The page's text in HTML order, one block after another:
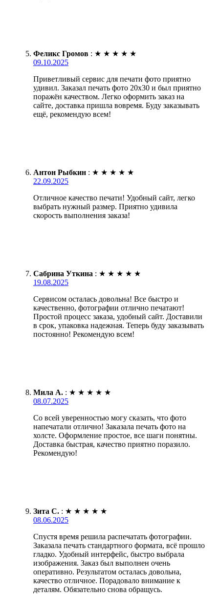
Феликс Громов : ★ ★ ★ ★ ★
09.10.2025
Приветливый сервис для печати фото приятно
удивил. Заказал печать фото 20х30 и был приятно
поражён качеством. Легко оформить заказ на
сайте, доставка пришла вовремя. Буду заказывать
ещё, рекомендую всем!
Антон Рыбкин : ★ ★ ★ ★ ★
22.09.2025
Отличное качество печати! Удобный сайт, легко
выбрать нужный размер. Приятно удивила
скорость выполнения заказа!
Сабрина Уткина : ★ ★ ★ ★ ★
19.08.2025
Сервисом осталась довольна! Все быстро и
качественно, фотографии отлично печатают!
Простой процесс заказа, удобный сайт. Доставили
в срок, упаковка надежная. Теперь буду заказывать
постоянно! Рекомендую всем!
Мила А. : ★ ★ ★ ★ ★
08.07.2025
Со всей уверенностью могу сказать, что фото
напечатали отлично! Заказала печать фото на
холсте. Оформление простое, все шаги понятны.
Доставка быстрая, качество приятно поразило.
Рекомендую!
Зита С. : ★ ★ ★ ★ ★
08.06.2025
Спустя время решила распечатать фотографии.
Заказала печать стандартного формата, всё прошло
гладко. Удобный интерфейс, быстро выбрала
изображения. Заказ был выполнен очень
оперативно. Результатом осталась довольна,
качество отличное. Порадовало внимание к
деталям. Обязательно снова обращусь.